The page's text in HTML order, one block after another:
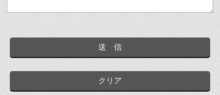
送 信
クリア